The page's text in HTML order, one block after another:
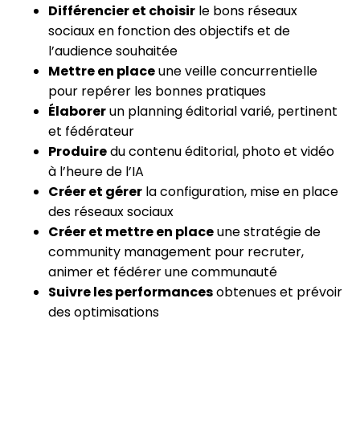
Différencier et choisir le bons réseaux
sociaux en fonction des objectifs et de
l’audience souhaitée
Mettre en placeune veille concurrentielle
pour repérer les bonnes pratiques
Élaborerun planning éditorial varié, pertinent
et fédérateur
Produiredu contenu éditorial, photo et vidéo
à l’heure de l’IA
Créer et gérer la configuration, mise en place
des réseaux sociaux
Créer et mettre en placeune stratégie de
community management pour recruter,
animer et fédérer une communauté
Suivre les performancesobtenues et prévoir
des optimisations